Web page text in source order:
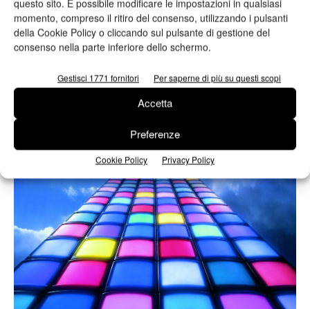
questo sito. È possibile modificare le impostazioni in qualsiasi
momento, compreso il ritiro del consenso, utilizzando i pulsanti
della Cookie Policy o cliccando sul pulsante di gestione del
consenso nella parte inferiore dello schermo.
Gestisci 1771 fornitori Per saperne di più su questi scopi
Accetta
Preferenze
Cookie Policy Privacy Policy
UltraChrome DS
Valeria Teruzzi 03/04/2014
Da Epson la carta fotografica per
applicazioni artistiche
L'ispirazione al Giappone accende la creatività